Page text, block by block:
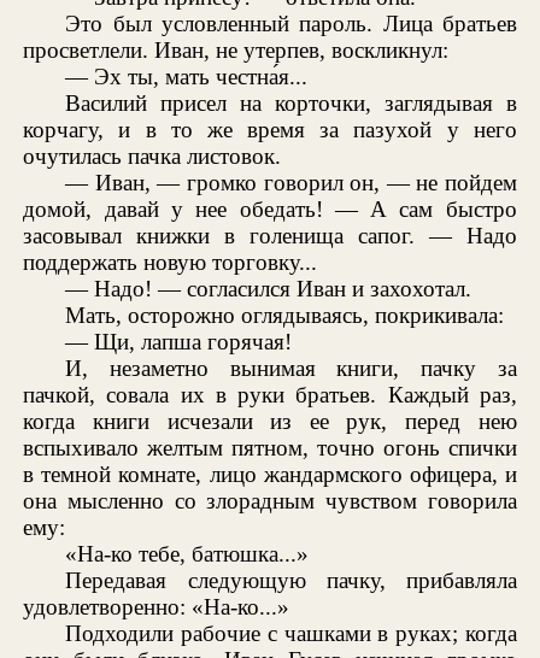
Это был условленный пароль. Лица братьев
просветлели. Иван, не утерпев, воскликнул:
— Эх ты, мать честна́я...
Василий присел на корточки, заглядывая в
корчагу, и в то же время за пазухой у него
очутилась пачка листовок.
— Иван, — громко говорил он, — не пойдем
домой, давай у нее обедать! — А сам быстро
засовывал книжки в голенища сапог. — Надо
поддержать новую торговку...
— Надо! — согласился Иван и захохотал.
Мать, осторожно оглядываясь, покрикивала:
— Щи, лапша горячая!
И, незаметно вынимая книги, пачку за
пачкой, совала их в руки братьев. Каждый раз,
когда книги исчезали из ее рук, перед нею
вспыхивало желтым пятном, точно огонь спички
в темной комнате, лицо жандармского офицера, и
она мысленно со злорадным чувством говорила
ему:
«На-ко тебе, батюшка...»
Передавая следующую пачку, прибавляла
удовлетворенно: «На-ко...»
Подходили рабочие с чашками в руках; когда